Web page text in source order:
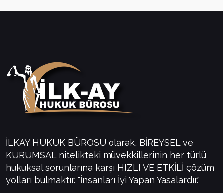
İLKAY HUKUK BÜROSU olarak, BİREYSEL ve
KURUMSAL nitelikteki müvekkillerinin her türlü
hukuksal sorunlarına karşı HIZLI VE ETKİLİ çözüm
yolları bulmaktır. "İnsanları İyi Yapan Yasalardır."